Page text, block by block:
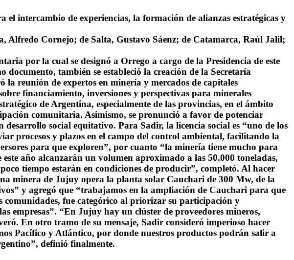
intercambio de experiencias, la formación de alianzas estratégicas y
Alfredo Cornejo; de Salta, Gustavo Sáenz; de Catamarca, Raúl Jalil;
por la cual se designó a Orrego a cargo de la Presidencia de este
también se estableció la creación de la Secretaría
reunión de expertos en minería y mercados de capitales
financiamiento, inversiones y perspectivas para minerales
de Argentina, especialmente de las provincias, en el ámbito
comunitaria. Asimismo, se pronunció a favor de potenciar
social equitativo. Para Sadir, la licencia social es “uno de los
procesos y plazos en el campo del control ambiental, facilitando la
para que exploren”, por cuanto “la minería tiene mucho para
año alcanzarán un volumen aproximado a las 50.000 toneladas,
tiempo estarán en condiciones de producir”, completó. Al hacer
minera de Jujuy opera la planta solar Cauchari de 300 Mw, de la
y agregó que “trabajamos en la ampliación de Cauchari para que
fue categórico al priorizar su participación y
empresas”. “En Jujuy hay un clúster de proveedores mineros,
En otro tramo de su mensaje, Sadir consideró imperioso hacer
Pacífico y Atlántico, por donde nuestros productos podrán salir a
definió finalmente.